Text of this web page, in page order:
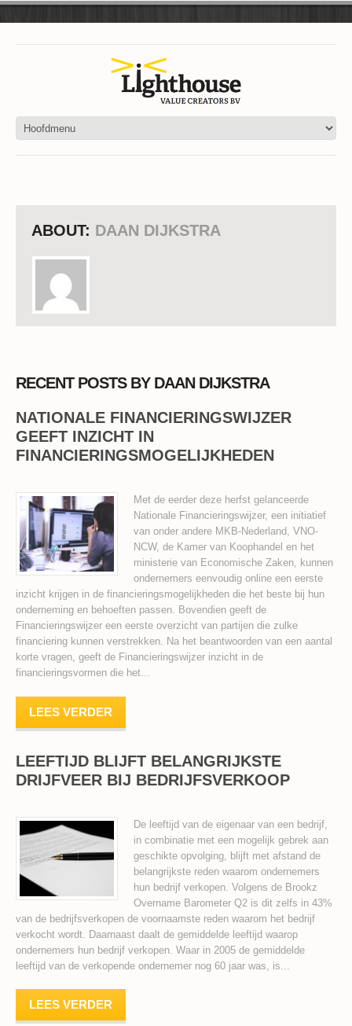
ABOUT: DAAN DIJKSTRA
RECENT POSTS BY DAAN DIJKSTRA
NATIONALE FINANCIERINGSWIJZER
GEEFT INZICHT IN
FINANCIERINGSMOGELIJKHEDEN
Met de eerder deze herfst gelanceerde
Nationale Financieringswijzer, een initiatief
van onder andere MKB-Nederland, VNO-
NCW, de Kamer van Koophandel en het
ministerie van Economische Zaken, kunnen
ondernemers eenvoudig online een eerste
inzicht krijgen in de financieringsmogelijkheden die het beste bij hun
onderneming en behoeften passen. Bovendien geeft de
Financieringswijzer een eerste overzicht van partijen die zulke
financiering kunnen verstrekken. Na het beantwoorden van een aantal
korte vragen, geeft de Financieringswijzer inzicht in de
financieringsvormen die het...
LEES VERDER
LEEFTIJD BLIJFT BELANGRIJKSTE
DRIJFVEER BIJ BEDRIJFSVERKOOP
De leeftijd van de eigenaar van een bedrijf,
in combinatie met een mogelijk gebrek aan
geschikte opvolging, blijft met afstand de
belangrijkste reden waarom ondernemers
hun bedrijf verkopen. Volgens de Brookz
Overname Barometer Q2 is dit zelfs in 43%
van de bedrijfsverkopen de voornaamste reden waarom het bedrijf
verkocht wordt. Daarnaast daalt de gemiddelde leeftijd waarop
ondernemers hun bedrijf verkopen. Waar in 2005 de gemiddelde
leeftijd van de verkopende ondernemer nog 60 jaar was, is...
LEES VERDER